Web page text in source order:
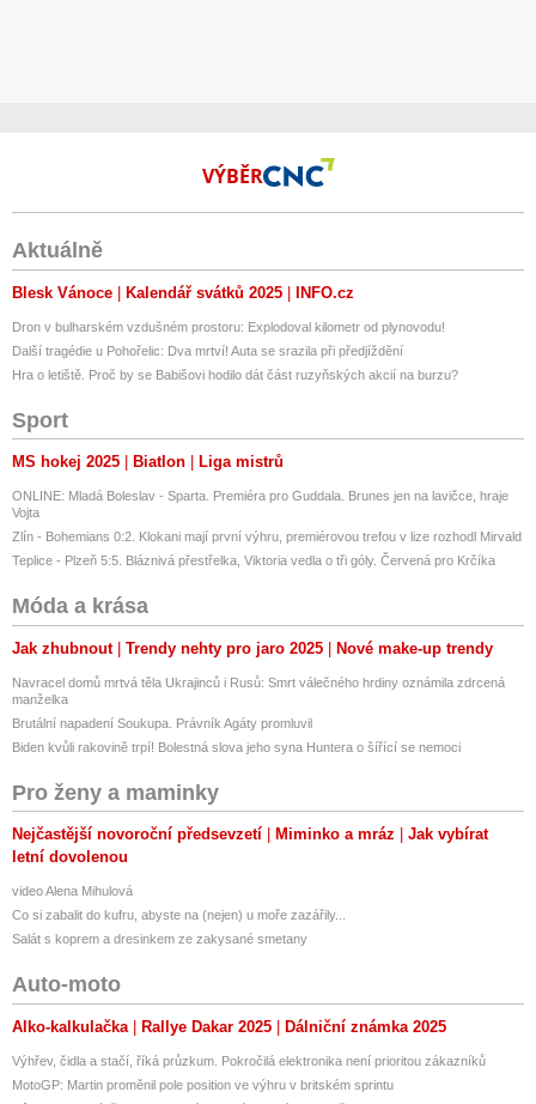
VÝBĚR
Aktuálně
Blesk Vánoce Kalendář svátků 2025 INFO.cz
Dron v bulharském vzdušném prostoru: Explodoval kilometr od plynovodu!
Další tragédie u Pohořelic: Dva mrtví! Auta se srazila při předjíždění
Hra o letiště. Proč by se Babišovi hodilo dát část ruzyňských akcií na burzu?
Sport
MS hokej 2025 Biatlon Liga mistrů
ONLINE: Mladá Boleslav - Sparta. Premiéra pro Guddala. Brunes jen na lavičce, hraje
Vojta
Zlín - Bohemians 0:2. Klokani mají první výhru, premiérovou trefou v lize rozhodl Mirvald
Teplice - Plzeň 5:5. Bláznivá přestřelka, Viktoria vedla o tři góly. Červená pro Krčíka
Móda a krása
Jak zhubnout Trendy nehty pro jaro 2025 Nové make-up trendy
Navracel domů mrtvá těla Ukrajinců i Rusů: Smrt válečného hrdiny oznámila zdrcená
manželka
Brutální napadení Soukupa. Právník Agáty promluvil
Biden kvůli rakovině trpí! Bolestná slova jeho syna Huntera o šířící se nemoci
Pro ženy a maminky
Nejčastější novoroční předsevzetí Miminko a mráz
Jak vybírat
letní dovolenou
video Alena Mihulová
Co si zabalit do kufru, abyste na (nejen) u moře zazářily...
Salát s koprem a dresinkem ze zakysané smetany
Auto-moto
Alko-kalkulačka Rallye Dakar 2025 Dálniční známka 2025
Výhřev, čidla a stačí, říká průzkum. Pokročilá elektronika není prioritou zákazníků
MotoGP: Martin proměnil pole position ve výhru v britském sprintu